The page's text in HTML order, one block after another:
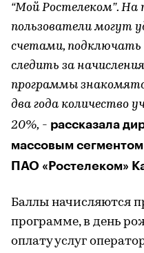
“Мой Ростелеком”. На
пользователи могут
счетами, подключать
следить за
программы
два года количество
20%, - рассказала
массовым
ПАО «Ростелеком»
Баллы начисляются
программе, в день
оплату услуг